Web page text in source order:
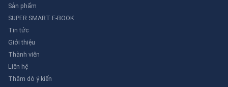
Sản phẩm
SUPER SMART E-BOOK
Tin tức
Giới thiệu
Thành viên
Liên hệ
Thăm dò ý kiến